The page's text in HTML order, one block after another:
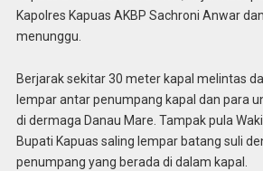
Kapolres Kapuas AKBP Sachroni Anwar
menunggu.
Berjarak sekitar 30 meter kapal melintas
lempar antar penumpang kapal dan para
di dermaga Danau Mare. Tampak pula
Bupati Kapuas saling lempar batang suli
penumpang yang berada di dalam kapal.